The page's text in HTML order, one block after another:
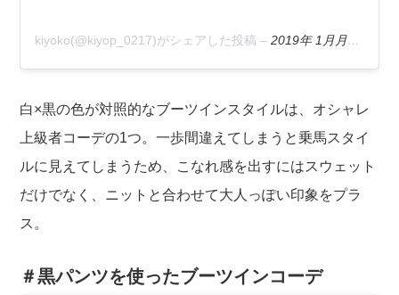
kiyoko(@kiyop_0217)がシェアした投稿 –2019年 1月月12日午前2時03分PST
白×黒の色が対照的なブーツインスタイルは、オシャレ
上級者コーデの1つ。一歩間違えてしまうと乗馬スタイ
ルに見えてしまうため、こなれ感を出すにはスウェット
だけでなく、ニットと合わせて大人っぽい印象をプラ
ス。
＃黒パンツを使ったブーツインコーデ